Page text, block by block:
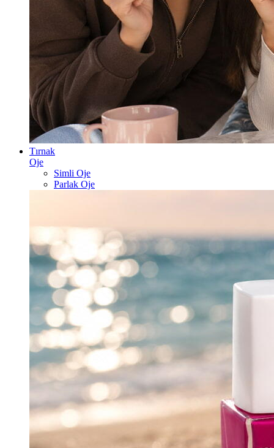
Tırnak
Oje
Simli Oje
Parlak Oje